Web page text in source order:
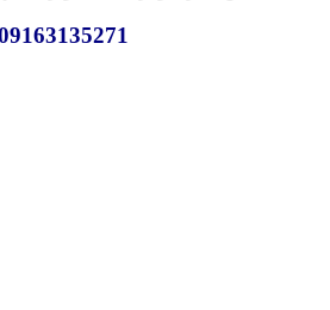
09163135271